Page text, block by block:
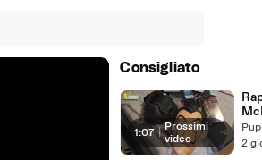
Consigliato
1:07 | Prossimi
video
2